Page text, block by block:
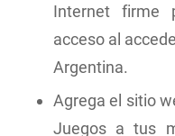
Internet firme
acceso al
Argentina.
Agrega el sitio
Juegos a tus